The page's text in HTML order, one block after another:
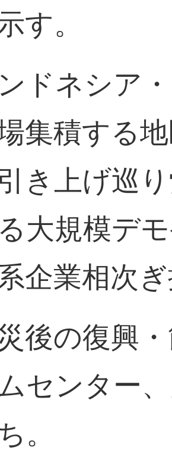
す。
ンドネシア
集積する
き上げ巡
大規模デ
企業相次
災後の復興
センター
。